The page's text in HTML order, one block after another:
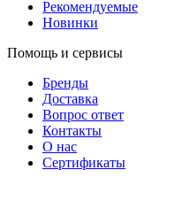
Рекомендуемые
Новинки
Помощь и сервисы
Бренды
Доставка
Вопрос ответ
Контакты
О нас
Сертификаты